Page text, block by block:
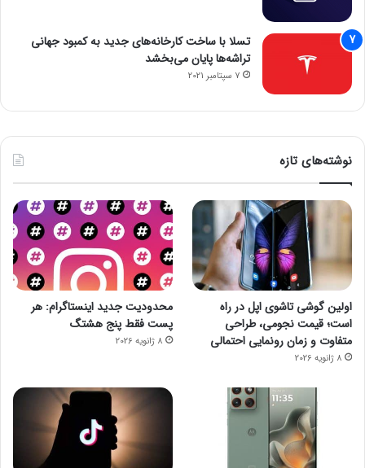
تسلا با ساخت کارخانه‌های جدید به کمبود جهانی
تراشه‌ها پایان می‌بخشد
7 سپتامبر 2021
نوشته‌های تازه
اولین گوشی تاشوی اپل در راه
است؛ قیمت نجومی، طراحی
متفاوت و زمان رونمایی احتمالی
8 ژانویه 2026
محدودیت جدید اینستاگرام: هر
پست فقط پنج هشتگ
8 ژانویه 2026